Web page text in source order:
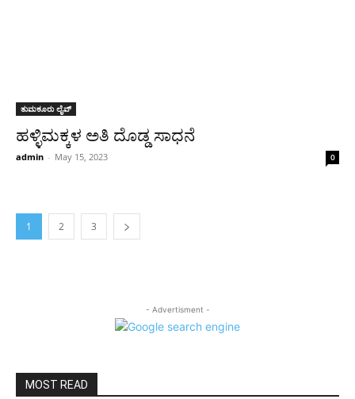
ತುಮಕೂರು ಲೈವ್
ಹಳ್ಳಿ‌ಮಕ್ಕಳ ಅತಿ ದೊಡ್ಡ ಸಾಧನೆ
admin - May 15, 2023 0
1 2 3
- Advertisment -
MOST READ